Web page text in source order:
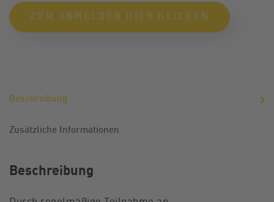
ZUM ANMELDEN HIER KLICKEN
Beschreibung
Zusätzliche Informationen
Beschreibung